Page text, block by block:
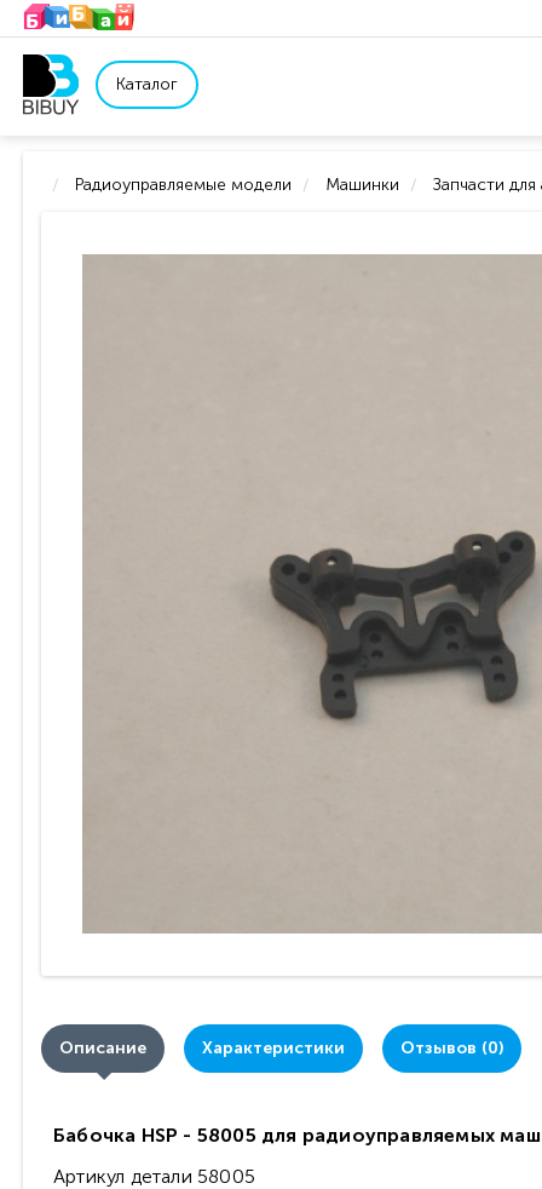
Каталог
Радиоуправляемые модели Машинки Запчасти
Описание Характеристики Отзывов (0)
Бабочка HSP - 58005 для радиоуправляемых
Артикул детали 58005